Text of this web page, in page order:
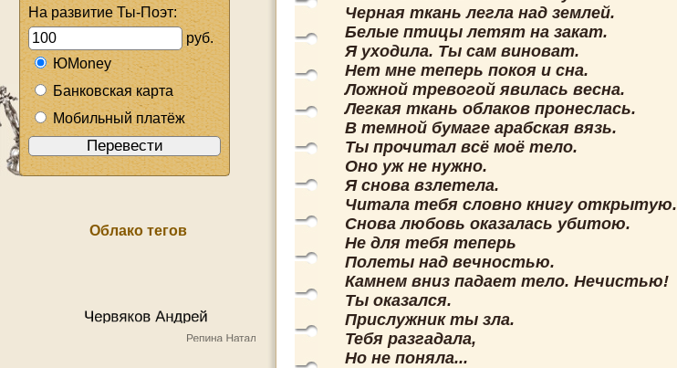
На развитие Ты-Поэт:
руб.
ЮMoney
Банковская карта
Мобильный платёж
Облако тегов
Черная ткань легла над землей.
Белые птицы летят на закат.
Я уходила. Ты сам виноват.
Нет мне теперь покоя и сна.
Ложной тревогой явилась весна.
Легкая ткань облаков пронеслась.
В темной бумаге арабская вязь.
Ты прочитал всё моё тело.
Оно уж не нужно.
Я снова взлетела.
Читала тебя словно книгу открытую.
Снова любовь оказалась убитою.
Не для тебя теперь
Полеты над вечностью.
Камнем вниз падает тело. Нечистью!
Ты оказался.
Прислужник ты зла.
Тебя разгадала,
Но не поняла...